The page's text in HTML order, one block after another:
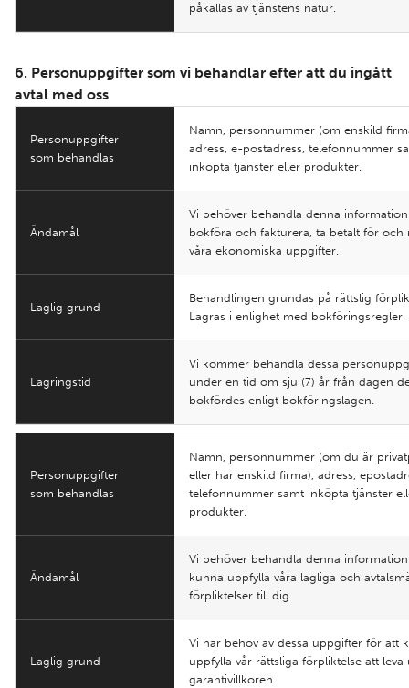
påkallas av tjänstens natur.
6. Personuppgifter som vi behandlar efter att du ingått
avtal med oss
Personuppgifter
som behandlas
Namn, personnummer (om enskild
adress, e-postadress, telefonnummer
inköpta tjänster eller produkter.
Ändamål
Vi behöver behandla denna
bokföra och fakturera, ta betalt för och
våra ekonomiska uppgifter.
Laglig grund
Behandlingen grundas på rättslig
Lagras i enlighet med bokföringsregler.
Lagringstid
Vi kommer behandla dessa
under en tid om sju (7) år från dagen
bokfördes enligt bokföringslagen.
Personuppgifter
som behandlas
Namn, personnummer (om du är
eller har enskild firma), adress,
telefonnummer samt inköpta tjänster
produkter.
Ändamål
Vi behöver behandla denna
kunna uppfylla våra lagliga och
förpliktelser till dig.
Laglig grund
Vi har behov av dessa uppgifter för att
uppfylla vår rättsliga förpliktelse att leva
garantivillkoren.